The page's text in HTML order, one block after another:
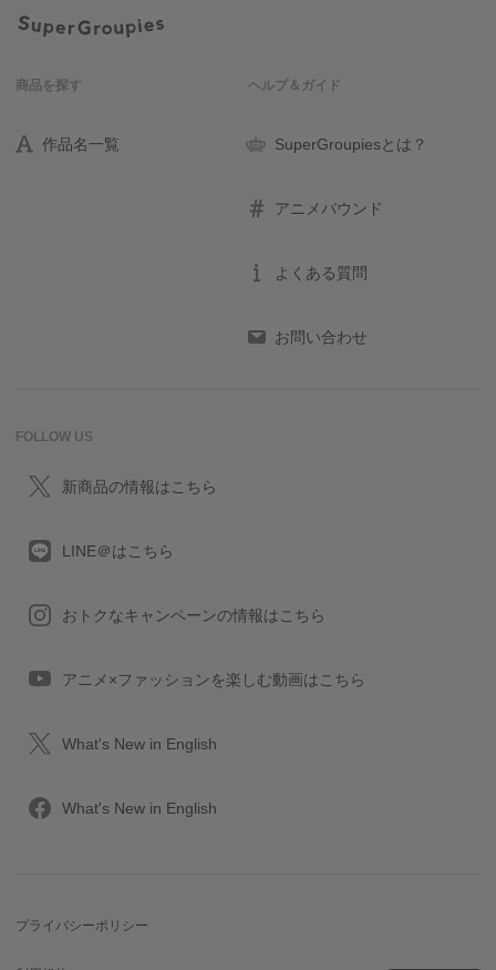
商品を探す
作品名一覧
ヘルプ＆ガイド
SuperGroupiesとは？
アニメバウンド
よくある質問
お問い合わせ
FOLLOW US
新商品の情報はこちら
LINE＠はこちら
おトクなキャンペーンの情報はこちら
アニメ×ファッションを楽しむ動画はこちら
What's New in English
What's New in English
プライバシーポリシー